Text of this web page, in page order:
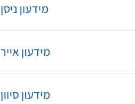
מידעון ניסןURL
מידעון איירURL
מידעון סיווןURL